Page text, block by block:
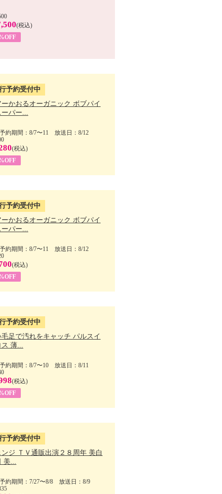
(税込)
予約受付中
ーかおるオーガニック ボブパイ
ーパー...
約期間：8/7〜11 放送日：8/12
(税込)
予約受付中
ーかおるオーガニック ボブパイ
ーパー...
約期間：8/7〜11 放送日：8/12
(税込)
予約受付中
毛足で汚れをキャッチ パルスイ
ス 薄...
約期間：8/7〜10 放送日：8/11
(税込)
予約受付中
ンジ ＴＶ通販出演２８周年 美白
美...
約期間：7/27〜8/8 放送日：8/9